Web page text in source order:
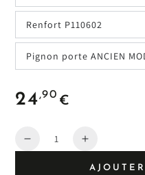
Renfort P110602
Pignon porte ANCIEN
Prix
24,90 €
Quantité
Diminuer
Augmenter